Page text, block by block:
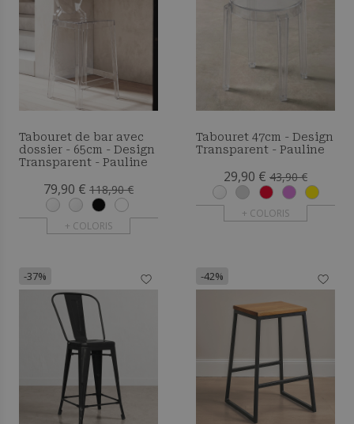
Tabouret de bar avec
dossier - 65cm - Design
Transparent - Pauline
79,90 € 118,90 €
+ COLORIS
Tabouret 47cm - Design
Transparent - Pauline
29,90 € 43,90 €
+ COLORIS
-37% -42%